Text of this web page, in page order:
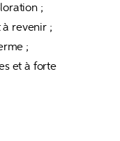
;
revenir ;
;
et à forte